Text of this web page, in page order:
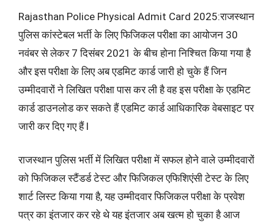
Rajasthan Police Physical Admit Card 2025:राजस्थान
पुलिस कांस्टेबल भर्ती के लिए फिजिकल परीक्षा का आयोजन 30
नवंबर से लेकर 7 दिसंबर 2021 के बीच होना निश्चित किया गया है
और इस परीक्षा के लिए अब एडमिट कार्ड जारी हो चुके हैं जिन
उम्मीदवारों ने लिखित परीक्षा पास कर ली है वह इस परीक्षा के एडमिट
कार्ड डाउनलोड कर सकते हैं एडमिट कार्ड आधिकारिक वेबसाइट पर
जारी कर दिए गए हैं l
राजस्थान पुलिस भर्ती में लिखित परीक्षा में सफल होने वाले उम्मीदवारों
को फिजिकल स्टैंडर्ड टेस्ट और फिजिकल एफिशिएंसी टेस्ट के लिए
शार्ट लिस्ट किया गया है, यह उम्मीदवार फिजिकल परीक्षा के प्रवेश
पत्र का इंतजार कर रहे थे यह इंतजार अब खत्म हो चुका है आज